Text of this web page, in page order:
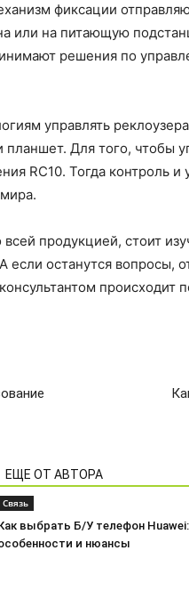
фиксации
или на питающую
решения по
управлять
Для того, чтобы
RC10. Тогда контроль
продукцией, стоит
останутся вопросы,
происходит
ЕЩЕ ОТ АВТОРА
Связь
выбрать Б/У телефон Huawei:
и нюансы